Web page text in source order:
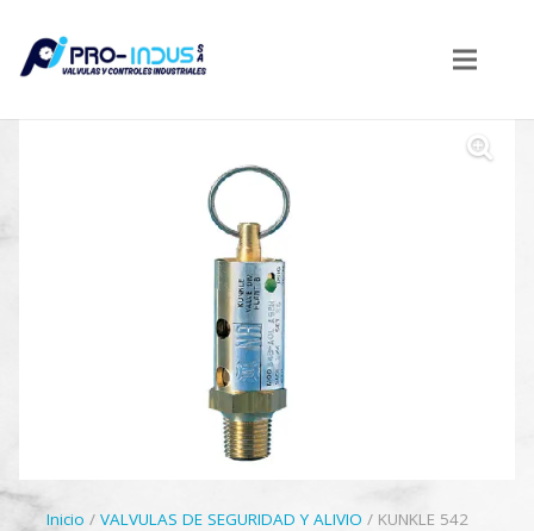
Inicio / VALVULAS DE SEGURIDAD Y ALIVIO / KUNKLE 542